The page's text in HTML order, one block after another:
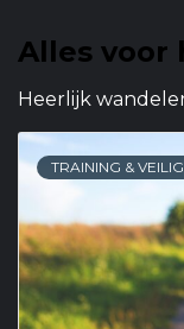
Alles voor
Heerlijk
TRAINING &